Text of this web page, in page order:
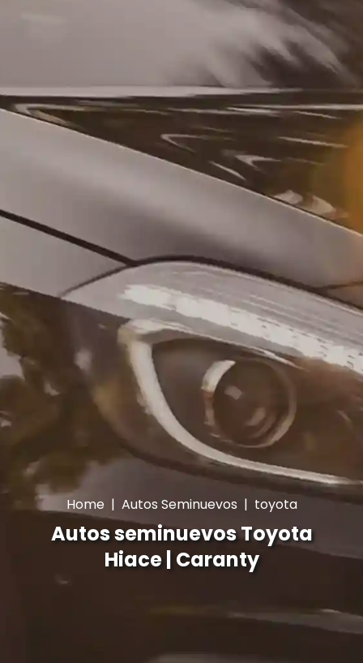
Home | Autos Seminuevos | toyota
Autos seminuevos Toyota
Hiace | Caranty